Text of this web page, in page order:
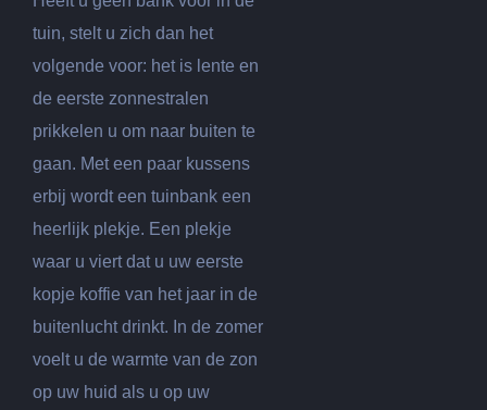
tuin, stelt u zich dan het
volgende voor: het is lente en
de eerste zonnestralen
prikkelen u om naar buiten te
gaan. Met een paar kussens
erbij wordt een tuinbank een
heerlijk plekje. Een plekje
waar u viert dat u uw eerste
kopje koffie van het jaar in de
buitenlucht drinkt. In de zomer
voelt u de warmte van de zon
op uw huid als u op uw